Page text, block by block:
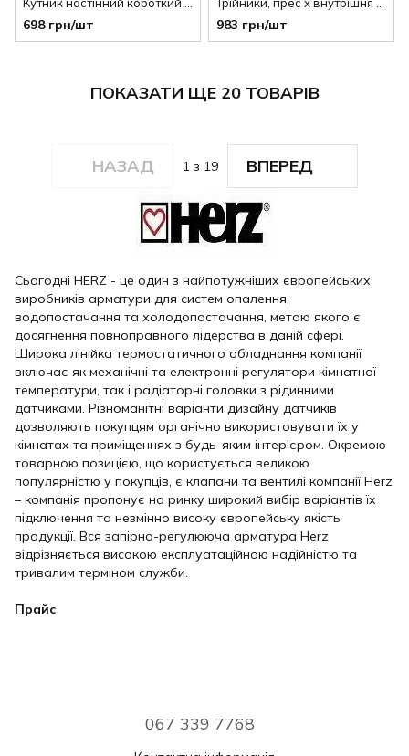
698 грн/шт 983 грн/шт
ПОКАЗАТИ ЩЕ 20 ТОВАРІВ
НАЗАД 1 з 19 ВПЕРЕД
Сьогодні HERZ - це один з найпотужніших європейських
виробників арматури для систем опалення,
водопостачання та холодопостачання, метою якого є
досягнення повноправного лідерства в даній сфері.
Широка лінійка термостатичного обладнання компанії
включає як механічні та електронні регулятори кімнатної
температури, так і радіаторні головки з рідинними
датчиками. Різноманітні варіанти дизайну датчиків
дозволяють покупцям органічно використовувати їх у
кімнатах та приміщеннях з будь-яким інтер'єром. Окремою
товарною позицією, що користується великою
популярністю у покупців, є клапани та вентилі компанії Herz
– компанія пропонує на ринку широкий вибір варіантів їх
підключення та незмінно високу європейську якість
продукції. Вся запірно-регулююча арматура Herz
відрізняється високою експлуатаційною надійністю та
тривалим терміном служби.
Прайс
067 339 7768